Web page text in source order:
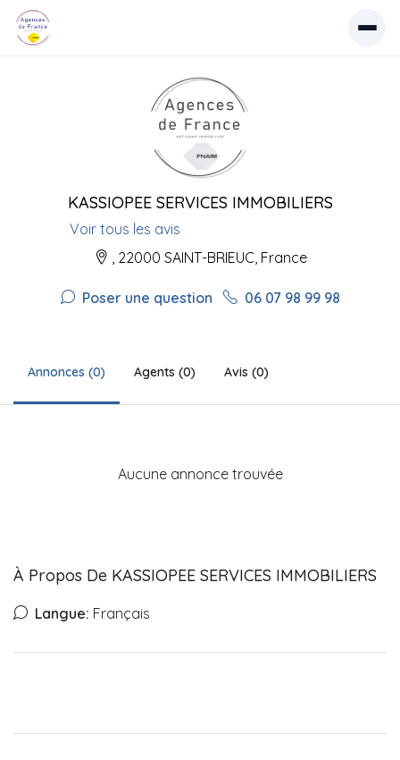
KASSIOPEE SERVICES IMMOBILIERS
Voir tous les avis
, 22000 SAINT-BRIEUC, France
Poser une question 06 07 98 99 98
Annonces (0) Agents (0) Avis (0)
Aucune annonce trouvée
À Propos De KASSIOPEE SERVICES IMMOBILIERS
Langue: Français